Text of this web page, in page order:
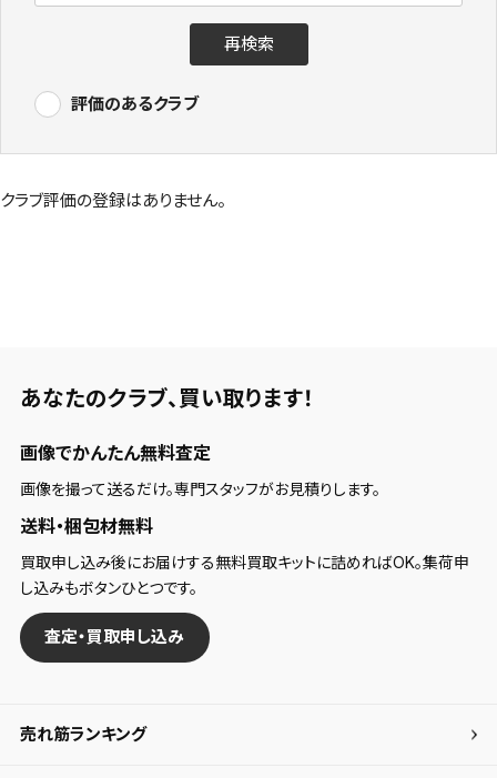
再検索
評価のあるクラブ
クラブ評価の登録はありません。
あなたのクラブ、 買い取ります！
画像でかんたん無料査定
画像を撮って送るだけ。専門スタッフがお見積りします。
送料・梱包材無料
買取申し込み後にお届けする無料買取キットに詰めればOK。集荷申
し込みもボタンひとつです。
査定・買取申し込み
売れ筋ランキング